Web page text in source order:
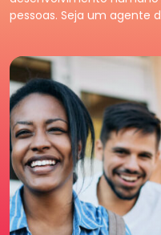
pessoas. Seja um agente
comunidade de Recursos
Humanos. Conheça os
para a sua carreira.